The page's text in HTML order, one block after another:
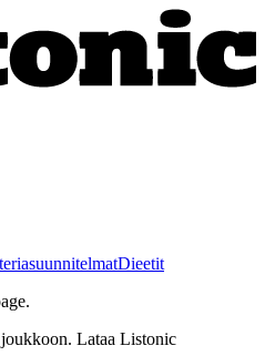
Dieetit
Lataa Listonic